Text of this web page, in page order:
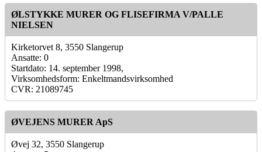
ØLSTYKKE MURER OG FLISEFIRMA V/PALLE
NIELSEN
Kirketorvet 8, 3550 Slangerup
Ansatte: 0
Startdato: 14. september 1998,
Virksomhedsform: Enkeltmandsvirksomhed
CVR: 21089745
ØVEJENS MURER ApS
Øvej 32, 3550 Slangerup